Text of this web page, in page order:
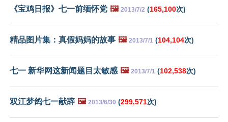
《宝鸡日报》七一前缅怀党 🖼️ 2013/7/2 (165,100次)
精品图片集：真假妈妈的故事 🖼️ 2013/7/1 (104,104次)
七一 新华网这新闻题目太敏感 🖼️ 2013/7/1 (102,538次)
双江梦鸽七一献辞 🖼️ 2013/6/30 (299,571次)